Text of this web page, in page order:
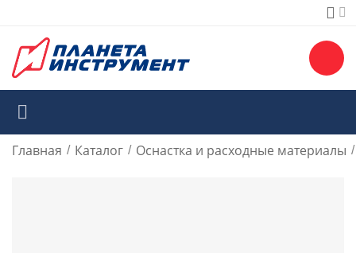
Главная / Каталог / Оснастка и расходные материалы /